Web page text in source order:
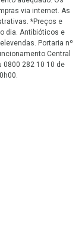
via internet. As
*Preços e
dia. Antibióticos e
Portaria nº
Central
0800 282 10 10 de